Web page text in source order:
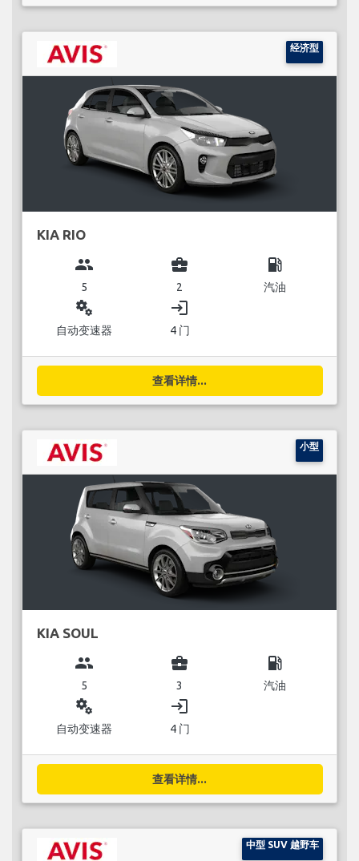
经济型
KIA RIO
group
5
business_center
2
local_gas_station
汽油
miscellaneous_services
自动变速器
login
4 门
查看详情...
小型
KIA SOUL
group
5
business_center
3
local_gas_station
汽油
miscellaneous_services
自动变速器
login
4 门
查看详情...
中型 SUV 越野车